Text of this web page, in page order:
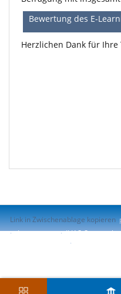
Bewertung des E-
Herzlichen Dank für Ihre
Link in Zwischenablage kopieren
Impressum
ILIAS-Support